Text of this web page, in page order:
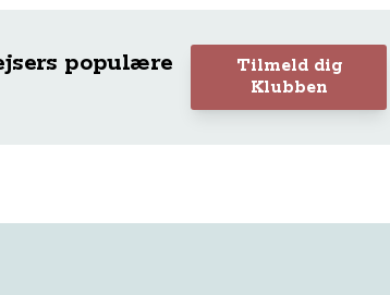
populære
Tilmeld dig
Klubben